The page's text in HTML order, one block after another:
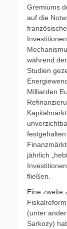
Gremiums
auf die
während
Studien
Milliarden
jährlich
fließen.
Eine zweite
(unter
Sarkozy)